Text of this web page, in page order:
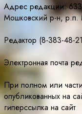
Адрес редакции:
Мошковский р-н,
Редактор (8-383-48-
Электронная почта
При полном или
опубликованных на
гиперссылка на сайт